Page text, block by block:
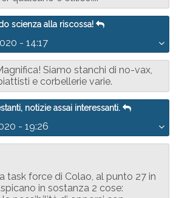
scienza alla riscossa!
- 14:17
Siamo stanchi di no-vax,
e corbellerie varie.
notizie assai interessanti.
- 19:26
task force di Colao, al punto 27 in
in sostanza 2 cose: